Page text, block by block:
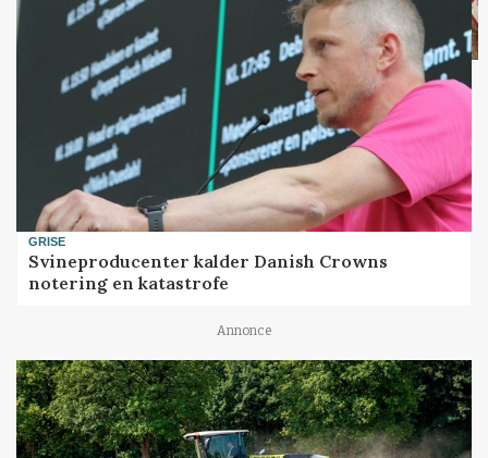
GRISE
Svineproducenter kalder Danish Crowns
notering en katastrofe
Annonce